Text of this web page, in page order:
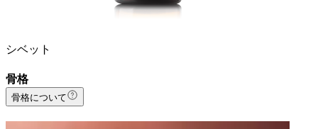
シベット
骨格
骨格について